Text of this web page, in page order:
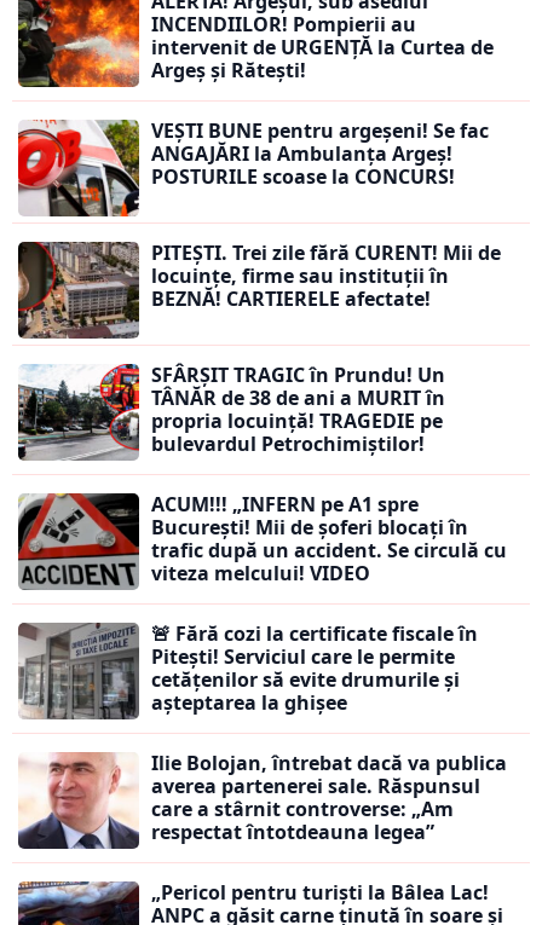
INCENDIILOR! Pompierii au
intervenit de URGENȚĂ la Curtea de
Argeș și Rătești!
VEȘTI BUNE pentru argeșeni! Se fac
ANGAJĂRI la Ambulanța Argeș!
POSTURILE scoase la CONCURS!
PITEȘTI. Trei zile fără CURENT! Mii de
locuințe, firme sau instituții în
BEZNĂ! CARTIERELE afectate!
SFÂRȘIT TRAGIC în Prundu! Un
TÂNĂR de 38 de ani a MURIT în
propria locuință! TRAGEDIE pe
bulevardul Petrochimiștilor!
ACUM!!! „INFERN pe A1 spre
București! Mii de șoferi blocați în
trafic după un accident. Se circulă cu
viteza melcului! VIDEO
🚨 Fără cozi la certificate fiscale în
Pitești! Serviciul care le permite
cetățenilor să evite drumurile și
așteptarea la ghișee
Ilie Bolojan, întrebat dacă va publica
averea partenerei sale. Răspunsul
care a stârnit controverse: „Am
respectat întotdeauna legea”
„Pericol pentru turiști la Bâlea Lac!
ANPC a găsit carne ținută în soare și